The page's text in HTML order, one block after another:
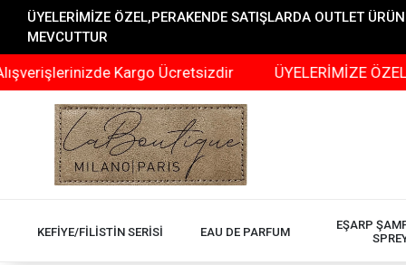
ÜYELERİMİZE ÖZEL,PERAKENDE SATIŞLARDA OUTLET
MEVCUTTUR
Kargo Ücretsizdir ÜYELERİMİZE
KEFİYE/FİLİSTİN SERİSİ EAU DE PARFUM
EŞARP